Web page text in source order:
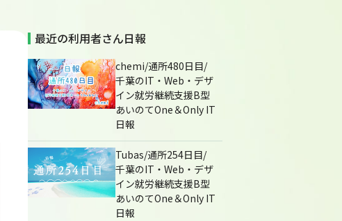
最近の利用者さん日報
chemi/通所480日目/
千葉のIT・Web・デザ
イン就労継続支援B型
あいのてOne＆Only IT
日報
Tubas/通所254日目/
千葉のIT・Web・デザ
イン就労継続支援B型
あいのてOne＆Only IT
日報